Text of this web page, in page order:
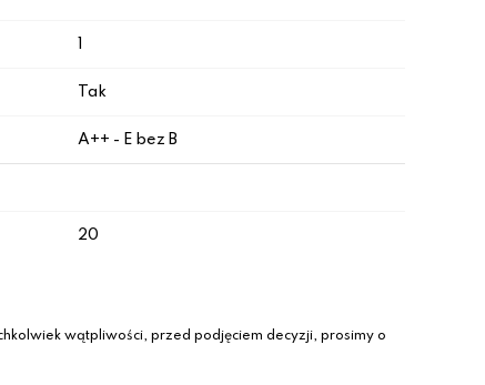
Tak
A++ - E bez B
20
wątpliwości, przed podjęciem decyzji, prosimy o